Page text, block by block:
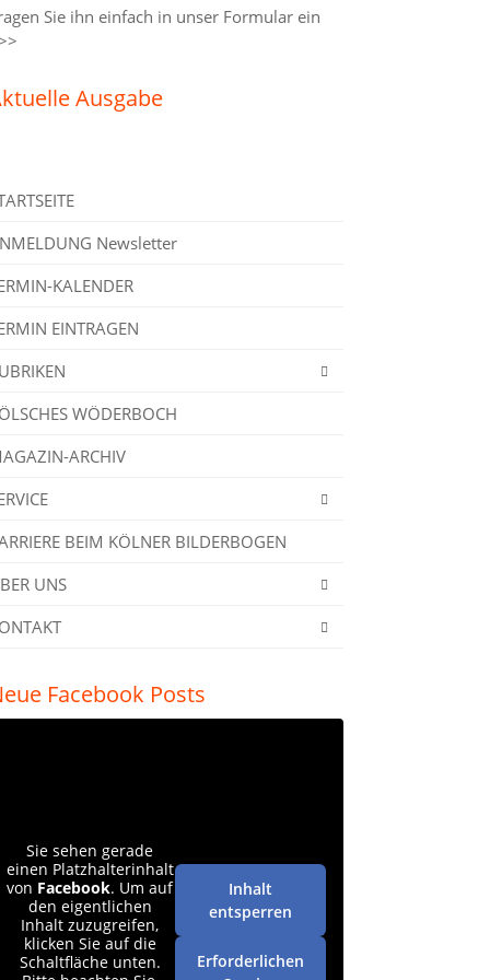
Sie ihn einfach in unser Formular ein
Ausgabe
Newsletter
KALENDER
EINTRAGEN
WÖDERBOCH
ARCHIV
BEIM KÖLNER BILDERBOGEN
UNS
Facebook Posts
Sie sehen gerade
einen Platzhalterinhalt
von Facebook. Um auf
den eigentlichen
Inhalt zuzugreifen,
klicken Sie auf die
Schaltfläche unten.
Inhalt
entsperren
Erforderlichen